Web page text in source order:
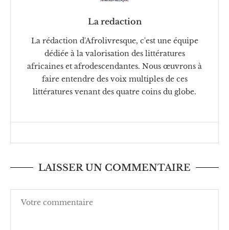
La redaction
La rédaction d'Afrolivresque, c'est une équipe
dédiée à la valorisation des littératures
africaines et afrodescendantes. Nous œuvrons à
faire entendre des voix multiples de ces
littératures venant des quatre coins du globe.
LAISSER UN COMMENTAIRE